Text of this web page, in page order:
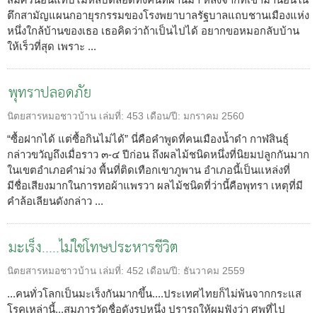
ตึกสามัญแผนกอายุรกรรมของโรงพยาบาลรัฐบาลแถบชานเมืองแห่ง
หนึ่งใกล้บ้านของเธอ เธอคิดว่าถ้าเป็นไปได้ อยากขอหมอกลับบ้าน
ให้เร็วที่สุด เพราะ ...
พุทราปลอดภัย
นิตยสารหมอชาวบ้าน เล่มที่: 453 เดือน/ปี: มกราคม 2560
“ซื้อฝากได้ แต่ซื้อกินไม่ได้” นี่คือคำพูดที่คนเมืองน้ำดำ กาฬสินธุ์
กล่าวขวัญถึงเมื่อราว ๓-๔ ปีก่อน ถึงผลไม้ชนิดหนึ่งที่นิยมปลูกกันมาก
ในเขตอำเภอคำม่วง พื้นที่ติดเทือกเขาภูพาน อำเภอนี้เป็นแหล่งที่
มีชื่อเสียงมากในการทอผ้าแพรวา ผลไม้ชนิดที่ว่านี้คือพุทรา เหตุที่มี
คำล้อเลียนดังกล่าว ...
มะเร็ง.....ไม่ใช่โทษประหารชีวิต
นิตยสารหมอชาวบ้าน เล่มที่: 452 เดือน/ปี: ธันวาคม 2559
...คนทั่วโลกเป็นมะเร็งกันมากขึ้น....ประเทศไทยก็ไม่พ้นจากกระแส
โรคเหล่านี้...สมภารวัดชื่อดังรูปหนึ่ง ปรารถให้ผมฟังว่า ศพที่ไป